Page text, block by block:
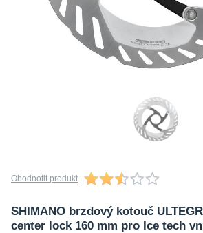
Ohodnotit produkt
SHIMANO brzdový kotouč
center lock 160 mm pro Ice tech